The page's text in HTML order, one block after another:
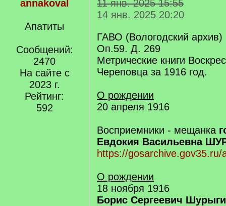
annakoval
Апатиты
Сообщений:
2470
На сайте с
2023 г.
Рейтинг:
592
11 янв. 2025 15:55
14 янв. 2025 20:20
ГАВО (Вологодский
Оп.59. Д. 269
Метрические книги
Череповца за 1916 год.
О рождении
20 апреля 1916
Восприемники - мещанка
Евдокия Васильевна
https://
О рождении
18 ноября 1916
Борис Сергеевич